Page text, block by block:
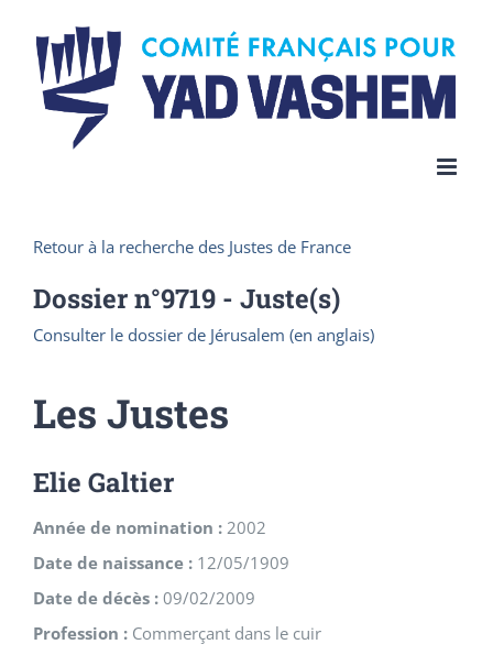
content
Retour à la recherche des Justes de France
Dossier n°9719 - Juste(s)
Consulter le dossier de Jérusalem (en anglais)
Les Justes
Elie Galtier
Année de nomination : 2002
Date de naissance : 12/05/1909
Date de décès : 09/02/2009
Profession : Commerçant dans le cuir